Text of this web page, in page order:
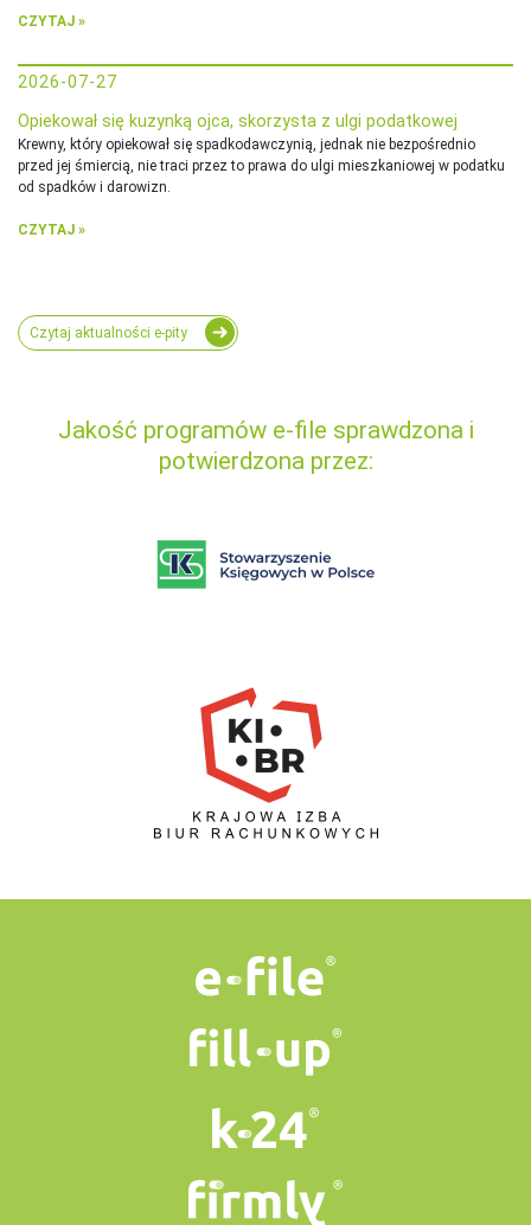
CZYTAJ »
2026-07-27
Opiekował się kuzynką ojca, skorzysta z ulgi podatkowej
Krewny, który opiekował się spadkodawczynią, jednak nie bezpośrednio
przed jej śmiercią, nie traci przez to prawa do ulgi mieszkaniowej w podatku
od spadków i darowizn.
CZYTAJ »
Czytaj aktualności e-pity
Jakość programów e-file sprawdzona i
potwierdzona przez: